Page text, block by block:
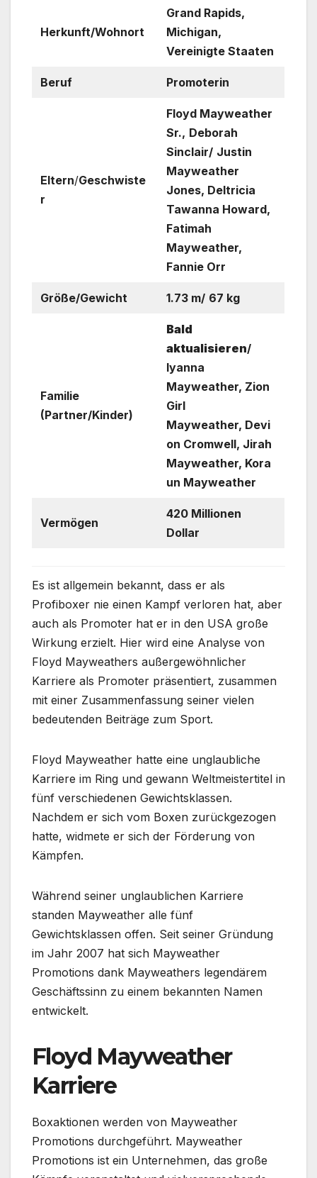
Herkunft/Wohnort
Grand Rapids,
Michigan,
Vereinigte Staaten
Beruf Promoterin
Eltern/Geschwiste
r
Floyd Mayweather
Sr., Deborah
Sinclair/ Justin
Mayweather
Jones, Deltricia
Tawanna Howard,
Fatimah
Mayweather,
Fannie Orr
Größe/Gewicht 1.73 m/ 67 kg
Familie
(Partner/Kinder)
Bald
aktualisieren/
Iyanna
Mayweather, Zion
Girl
Mayweather, Devi
on Cromwell, Jirah
Mayweather, Kora
un Mayweather
Vermögen
420 Millionen
Dollar
Es ist allgemein bekannt, dass er als
Profiboxer nie einen Kampf verloren hat, aber
auch als Promoter hat er in den USA große
Wirkung erzielt. Hier wird eine Analyse von
Floyd Mayweathers außergewöhnlicher
Karriere als Promoter präsentiert, zusammen
mit einer Zusammenfassung seiner vielen
bedeutenden Beiträge zum Sport.
Floyd Mayweather hatte eine unglaubliche
Karriere im Ring und gewann Weltmeistertitel in
fünf verschiedenen Gewichtsklassen.
Nachdem er sich vom Boxen zurückgezogen
hatte, widmete er sich der Förderung von
Kämpfen.
Während seiner unglaublichen Karriere
standen Mayweather alle fünf
Gewichtsklassen offen. Seit seiner Gründung
im Jahr 2007 hat sich Mayweather
Promotions dank Mayweathers legendärem
Geschäftssinn zu einem bekannten Namen
entwickelt.
Floyd Mayweather
Karriere
Boxaktionen werden von Mayweather
Promotions durchgeführt. Mayweather
Promotions ist ein Unternehmen, das große